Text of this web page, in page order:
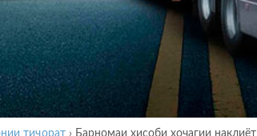
тиҷорат › Барномаи хисоби хочагии наклиёт